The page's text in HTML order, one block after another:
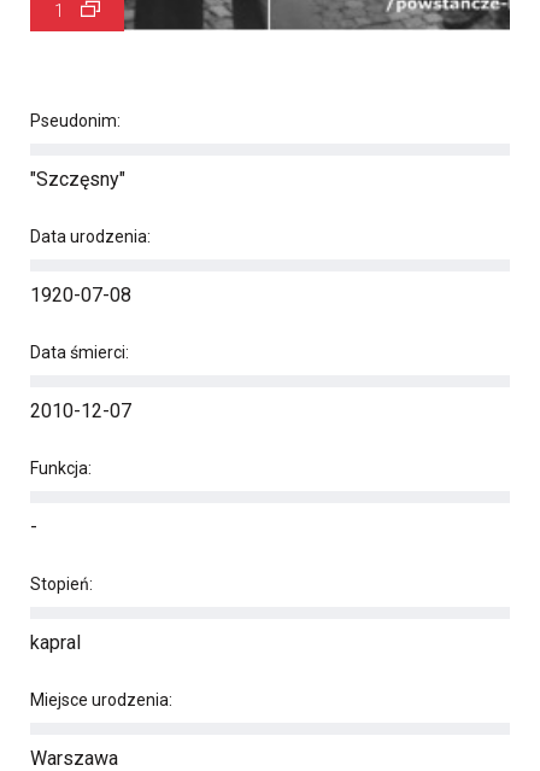
1
Pseudonim:
"Szczęsny"
Data urodzenia:
1920-07-08
Data śmierci:
2010-12-07
Funkcja:
-
Stopień:
kapral
Miejsce urodzenia:
Warszawa